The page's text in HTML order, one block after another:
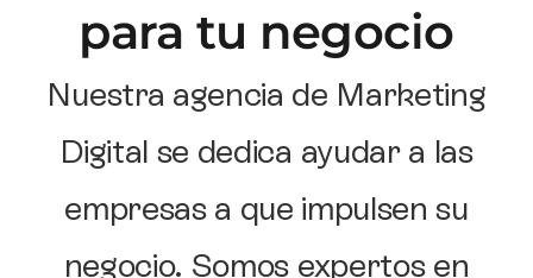
para tu negocio
Nuestra agencia de Marketing
Digital se dedica ayudar a las
empresas a que impulsen su
negocio. Somos expertos en